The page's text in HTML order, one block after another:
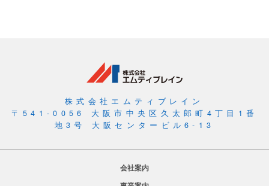
株式会社エムティブレイン
〒541-0056 大阪市中央区久太郎町4丁目1番
地3号 大阪センタービル6-13
会社案内